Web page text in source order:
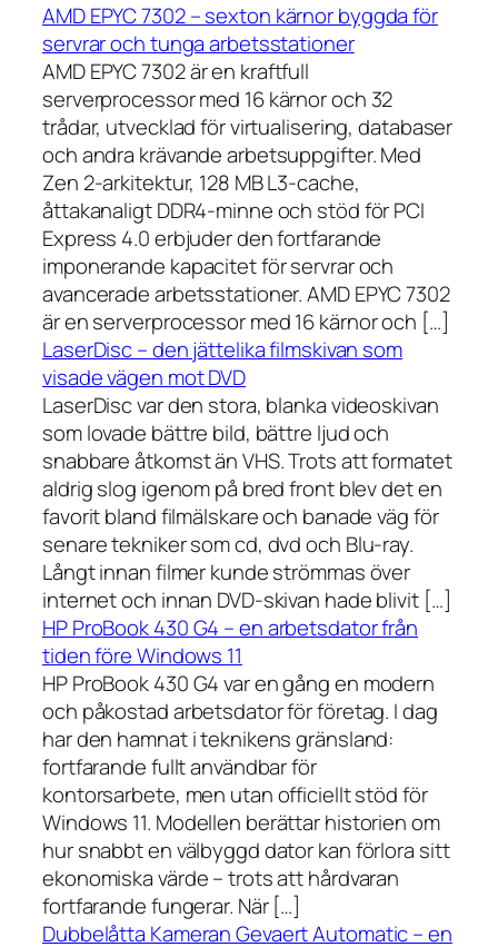
AMD EPYC 7302 – sexton kärnor byggda för
servrar och tunga arbetsstationer
AMD EPYC 7302 är en kraftfull
serverprocessor med 16 kärnor och 32
trådar, utvecklad för virtualisering, databaser
och andra krävande arbetsuppgifter. Med
Zen 2-arkitektur, 128 MB L3-cache,
åttakanaligt DDR4-minne och stöd för PCI
Express 4.0 erbjuder den fortfarande
imponerande kapacitet för servrar och
avancerade arbetsstationer. AMD EPYC 7302
är en serverprocessor med 16 kärnor och […]
LaserDisc – den jättelika filmskivan som
visade vägen mot DVD
LaserDisc var den stora, blanka videoskivan
som lovade bättre bild, bättre ljud och
snabbare åtkomst än VHS. Trots att formatet
aldrig slog igenom på bred front blev det en
favorit bland filmälskare och banade väg för
senare tekniker som cd, dvd och Blu-ray.
Långt innan filmer kunde strömmas över
internet och innan DVD-skivan hade blivit […]
HP ProBook 430 G4 – en arbetsdator från
tiden före Windows 11
HP ProBook 430 G4 var en gång en modern
och påkostad arbetsdator för företag. I dag
har den hamnat i teknikens gränsland:
fortfarande fullt användbar för
kontorsarbete, men utan officiellt stöd för
Windows 11. Modellen berättar historien om
hur snabbt en välbyggd dator kan förlora sitt
ekonomiska värde – trots att hårdvaran
fortfarande fungerar. När […]
Dubbelåtta Kameran Gevaert Automatic – en